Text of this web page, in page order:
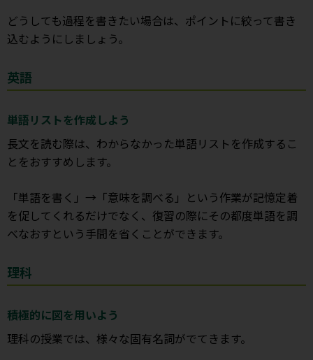
どうしても過程を書きたい場合は、ポイントに絞って書き
込むようにしましょう。
英語
単語リストを作成しよう
長文を読む際は、わからなかった単語リストを作成するこ
とをおすすめします。
「単語を書く」→「意味を調べる」という作業が記憶定着
を促してくれるだけでなく、復習の際にその都度単語を調
べなおすという手間を省くことができます。
理科
積極的に図を用いよう
理科の授業では、様々な固有名詞がでてきます。